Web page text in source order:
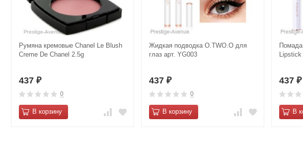
Румяна кремовые Сhanеl Lе Вlush
Creme De Chanel 2.5g
437 ₽
0
В корзину
Жидкая подводка O.TWO.O для
глаз арт. YG003
437 ₽
0
В корзину
Lipstick
437 ₽
В